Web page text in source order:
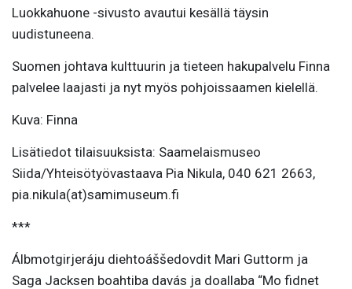
Luokkahuone -sivusto avautui kesällä täysin
uudistuneena.
Suomen johtava kulttuurin ja tieteen hakupalvelu Finna
palvelee laajasti ja nyt myös pohjoissaamen kielellä.
Kuva: Finna
Lisätiedot tilaisuuksista: Saamelaismuseo
Siida/Yhteisötyövastaava Pia Nikula, 040 621 2663,
pia.nikula(at)samimuseum.fi
***
Álbmotgirjeráju diehtoáššedovdit Mari Guttorm ja
Saga Jacksen boahtiba davás ja doallaba “Mo fidnet